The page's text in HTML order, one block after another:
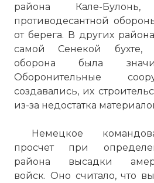
района Кале-
противодесантной
от берега. В других
самой Сенекой бухте,
оборона была
Оборонительные
создавались, их
из-за недостатка
Немецкое
просчет при
района высадки
войск. Оно считало, что
Covenanter приводят к
него начинают
Изначально, танк
двухфунтовым орудием
башне и пулемётом
пулеметной башенке.
тонн отличался
со своим 12
развивал скорость в 40
достижения этого
пришлось
- танк имел тонкую